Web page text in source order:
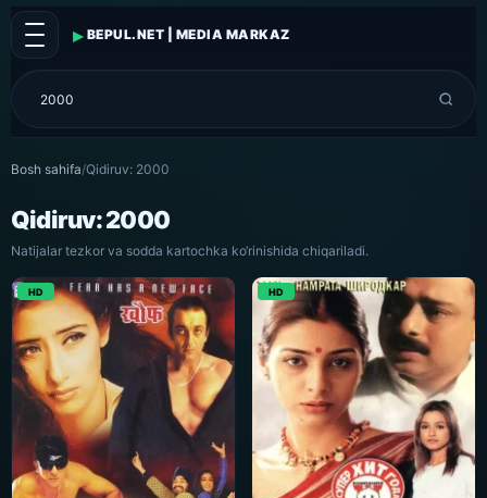
▸ BEPUL.NET | MEDIA MARKAZ
Bosh sahifa/Qidiruv: 2000
Qidiruv: 2000
Natijalar tezkor va sodda kartochka ko‘rinishida chiqariladi.
HD HD